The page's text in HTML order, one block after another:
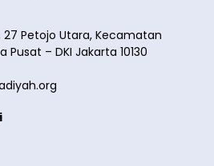
27 Petojo Utara, Kecamatan
– DKI Jakarta 10130